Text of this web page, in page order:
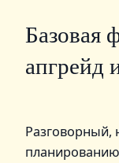
Базовая
апгрейд
Разговорный,